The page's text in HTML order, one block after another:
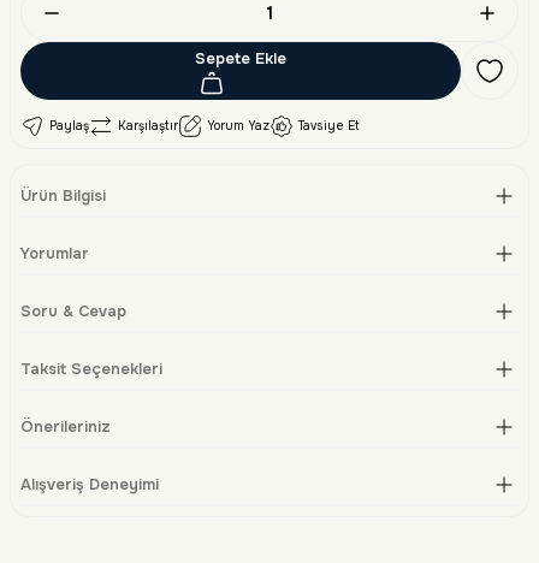
Sepete Ekle
Paylaş Karşılaştır Yorum Yaz Tavsiye Et
Ürün Bilgisi
Yorumlar
Soru & Cevap
Taksit Seçenekleri
Önerileriniz
Alışveriş Deneyimi